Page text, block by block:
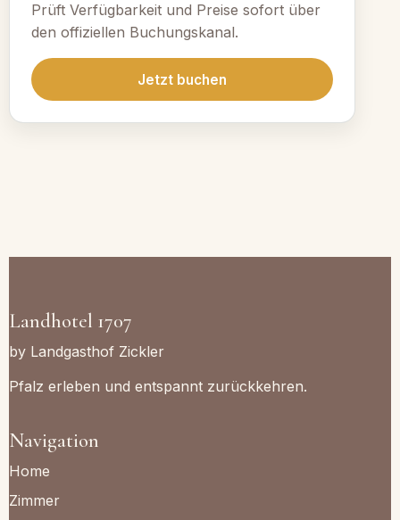
Prüft Verfügbarkeit und Preise sofort über
den offiziellen Buchungskanal.
Jetzt buchen
Landhotel 1707
by Landgasthof Zickler
Pfalz erleben und entspannt zurückkehren.
Navigation
Home
Zimmer